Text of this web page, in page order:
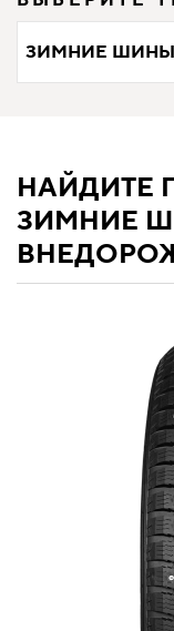
ЗИМНИЕ ШИНЫ
НАЙДИТЕ
ЗИМНИЕ